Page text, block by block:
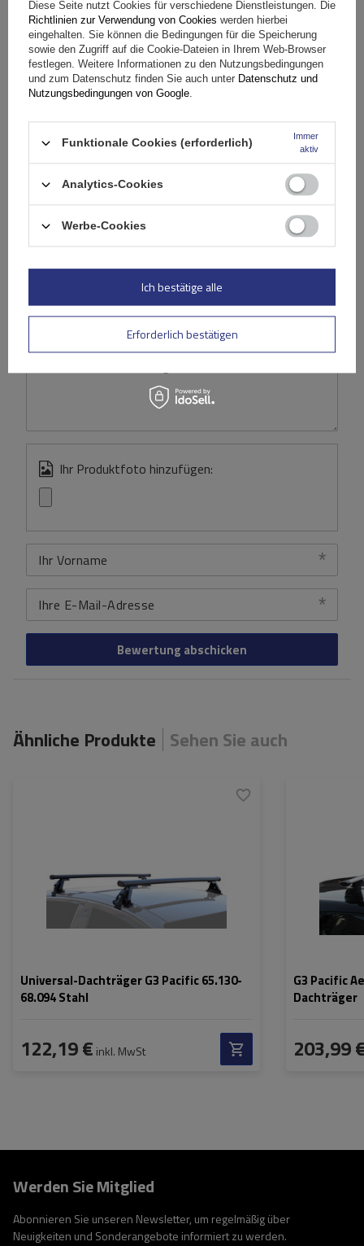
Spezifikation
Das Produkt passt zu Autos
Stelle eine Frage
Bewertungen (0)
Ihre Bewertung schreiben
Ihre Note:
5/5
Ihr Produktfoto hinzufügen:
Ihr Vorname
Ihre E-Mail-Adresse
Bewertung abschicken
Ähnliche Produkte Sehen Sie auch
Universal-Dachträger G3 Pacific 65.130-
68.094 Stahl
122,19 € inkl. MwSt
G3 Pacific
Dachträger
203,99
Werden Sie Mitglied
Abonnieren Sie unseren Newsletter, um regelmäßig über
Neuigkeiten und Sonderangebote informiert zu werden.
Diese Seite nutzt Cookies für verschiedene Dienstleistungen. Die
Richtlinien zur Verwendung von Cookies werden hierbei
eingehalten. Sie können die Bedingungen für die Speicherung
sowie den Zugriff auf die Cookie-Dateien in Ihrem Web-Browser
festlegen. Weitere Informationen zu den Nutzungsbedingungen
und zum Datenschutz finden Sie auch unter Datenschutz und
Nutzungsbedingungen von Google.
Funktionale Cookies (erforderlich)
Immer
aktiv
Analytics-Cookies
Werbe-Cookies
Erforderlich bestätigen
Ich bestätige alle